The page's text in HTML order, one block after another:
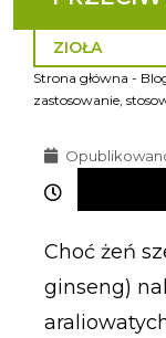
ZIOŁA
Strona główna -
zastosowanie,
Choć żeń
ginseng)